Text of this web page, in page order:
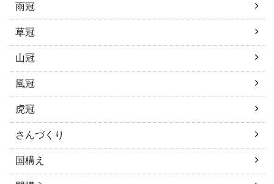
雨冠
草冠
山冠
風冠
虎冠
さんづくり
国構え